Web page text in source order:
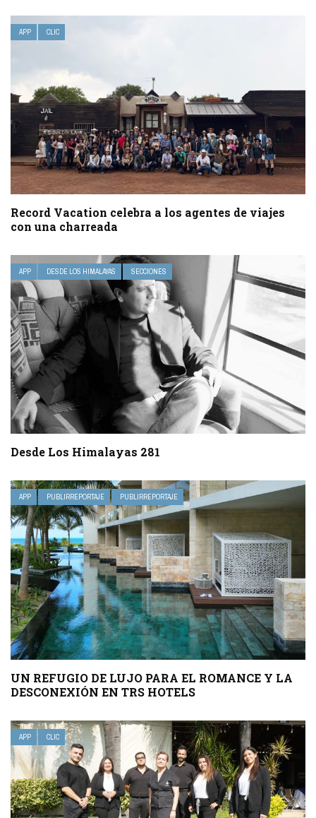
APP CLIC
Record Vacation celebra a los agentes de viajes
con una charreada
APP DESDE LOS HIMALAYAS SECCIONES
Desde Los Himalayas 281
APP PUBLIRREPORTAJE PUBLIRREPORTAJE
UN REFUGIO DE LUJO PARA EL ROMANCE Y LA
DESCONEXIÓN EN TRS HOTELS
APP CLIC